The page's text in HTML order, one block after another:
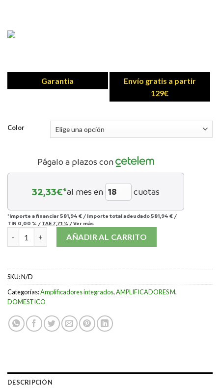
Garantia
Envío gratis a partir
129€
Color
Págalo a plazos con
32,33€*al mes en cuotas
*Importe a financiar 581,94 € / Importe total adeudado 581,94 € /
TIN 0,00 % / TAE 7,71 % /Ver más
DENON PMA-600NE cantidadAÑADIR AL CARRITO
SKU:N/D
Categorías:Amplificadores integrados,AMPLIFICADORES M,
DOMESTICO
DESCRIPCIÓN